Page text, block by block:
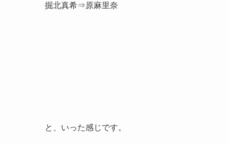
掘北真希⇒原麻里奈
と、いった感じです。